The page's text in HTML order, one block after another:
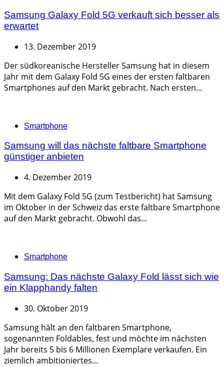
Samsung Galaxy Fold 5G verkauft sich besser als
erwartet
13. Dezember 2019
Der südkoreanische Hersteller Samsung hat in diesem
Jahr mit dem Galaxy Fold 5G eines der ersten faltbaren
Smartphones auf den Markt gebracht. Nach ersten...
Categories
Smartphone
Samsung will das nächste faltbare Smartphone
günstiger anbieten
4. Dezember 2019
Mit dem Galaxy Fold 5G (zum Testbericht) hat Samsung
im Oktober in der Schweiz das erste faltbare Smartphone
auf den Markt gebracht. Obwohl das...
Categories
Smartphone
Samsung: Das nächste Galaxy Fold lässt sich wie
ein Klapphandy falten
30. Oktober 2019
Samsung hält an den faltbaren Smartphone,
sogenannten Foldables, fest und möchte im nächsten
Jahr bereits 5 bis 6 Millionen Exemplare verkaufen. Ein
ziemlich ambitioniertes...